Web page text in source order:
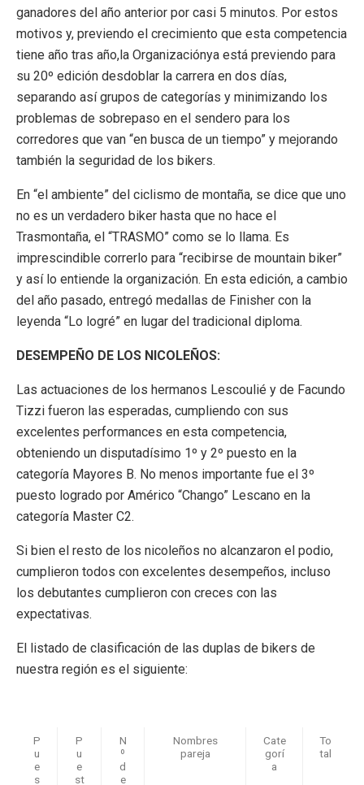
ganadores del año anterior por casi 5 minutos. Por estos
motivos y, previendo el crecimiento que esta competencia
tiene año tras año,la Organizaciónya está previendo para
su 20º edición desdoblar la carrera en dos días,
separando así grupos de categorías y minimizando los
problemas de sobrepaso en el sendero para los
corredores que van “en busca de un tiempo” y mejorando
también la seguridad de los bikers.
En “el ambiente” del ciclismo de montaña, se dice que uno
no es un verdadero biker hasta que no hace el
Trasmontaña, el “TRASMO” como se lo llama. Es
imprescindible correrlo para “recibirse de mountain biker”
y así lo entiende la organización. En esta edición, a cambio
del año pasado, entregó medallas de Finisher con la
leyenda “Lo logré” en lugar del tradicional diploma.
DESEMPEÑO DE LOS NICOLEÑOS:
Las actuaciones de los hermanos Lescoulié y de Facundo
Tizzi fueron las esperadas, cumpliendo con sus
excelentes performances en esta competencia,
obteniendo un disputadísimo 1º y 2º puesto en la
categoría Mayores B. No menos importante fue el 3º
puesto logrado por Américo “Chango” Lescano en la
categoría Master C2.
Si bien el resto de los nicoleños no alcanzaron el podio,
cumplieron todos con excelentes desempeños, incluso
los debutantes cumplieron con creces con las
expectativas.
El listado de clasificación de las duplas de bikers de
nuestra región es el siguiente:
P
u
e
s
P
u
e
st
N
º
d
e
Nombres
pareja
Cate
gorí
a
To
tal